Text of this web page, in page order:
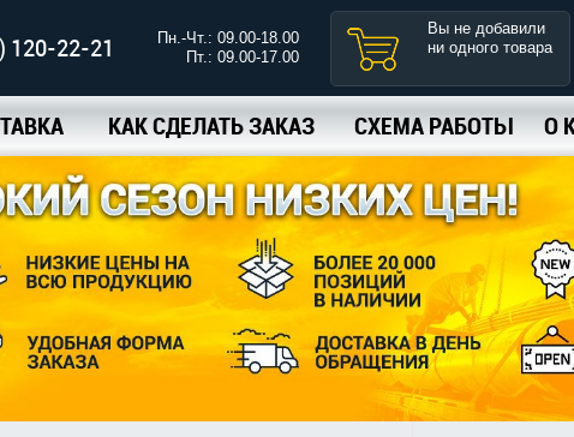
120-22-21
Пн.-Чт.: 09.00-18.00
Пт.: 09.00-17.00
Вы не добавили
ни одного товара
КАК СДЕЛАТЬ ЗАКАЗ СХЕМА РАБОТЫ О